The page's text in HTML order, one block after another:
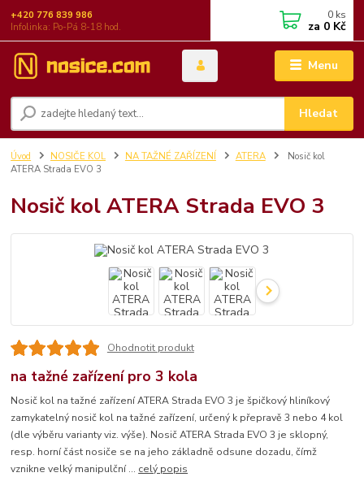
Menu
Hledat
+420 776 839 986
Infolinka: Po-Pá 8-18 hod.
0 ks
za 0 Kč
Úvod NOSIČE KOL NA TAŽNÉ ZAŘÍZENÍ ATERA
Nosič kol
ATERA Strada EVO 3
Nosič kol ATERA Strada EVO 3
Ohodnotit produkt
na tažné zařízení pro 3 kola
Nosič kol na tažné zařízení ATERA Strada EVO 3 je špičkový hliníkový
zamykatelný nosič kol na tažné zařízení, určený k přepravě 3 nebo 4 kol
(dle výběru varianty viz. výše). Nosič ATERA Strada EVO 3 je sklopný,
resp. horní část nosiče se na jeho základně odsune dozadu, čímž
vznikne velký manipulční ... celý popis